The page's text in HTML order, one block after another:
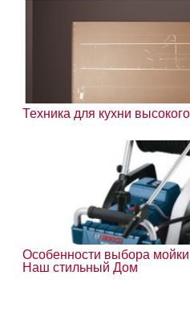
Техника для кухни
Особенности выбора мойки
Наш стильный Дом